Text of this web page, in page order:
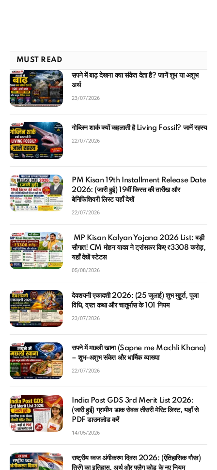
MUST READ
सपने में बाढ़ देखना क्या संकेत देता है? जानें शुभ या अशुभ
अर्थ
23/07/2026
गोब्लिन शार्क क्यों कहलाती है Living Fossil? जानें रहस्य
22/07/2026
PM Kisan 19th Installment Release Date
2026: (जारी हुई) 19वीं किस्त की तारीख और
बेनिफिशियरी लिस्ट यहाँ देखें
22/07/2026
MP Kisan Kalyan Yojana 2026 List: बड़ी
सौगात! CM मोहन यादव ने ट्रांसफर किए ₹3308 करोड़,
यहाँ देखें स्टेटस
05/08/2026
देवशयनी एकादशी 2026: (25 जुलाई) शुभ मुहूर्त, पूजा
विधि, व्रत कथा और चातुर्मास के 101 नियम
23/07/2026
सपने में मछली खाना (Sapne me Machli Khana)
– शुभ-अशुभ संकेत और धार्मिक व्याख्या
22/07/2026
India Post GDS 3rd Merit List 2026:
(जारी हुई) ग्रामीण डाक सेवक तीसरी मेरिट लिस्ट, यहाँ से
PDF डाउनलोड करें
14/05/2026
राष्ट्रीय ध्वज अंगीकरण दिवस 2026: (ऐतिहासिक गौरव)
तिरंगे का इतिहास, अर्थ और फ्लैग कोड के नए नियम